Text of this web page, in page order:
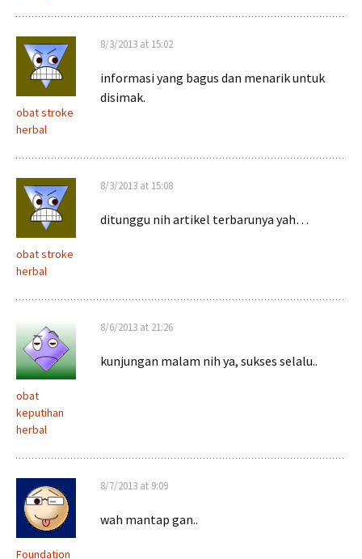
obat stroke
herbal
8/3/2013 at 15:02
informasi yang bagus dan menarik untuk
disimak.
obat stroke
herbal
8/3/2013 at 15:08
ditunggu nih artikel terbarunya yah…
obat
keputihan
herbal
8/6/2013 at 21:26
kunjungan malam nih ya, sukses selalu..
Foundation
8/7/2013 at 9:09
wah mantap gan..